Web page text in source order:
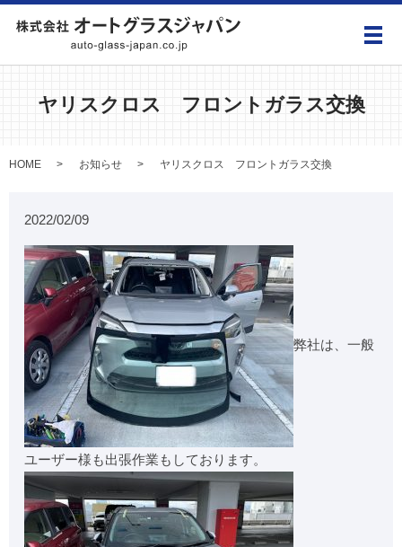
メ
ヤリスクロス フロントガラス交換
HOME お知らせ ヤリスクロス フロントガラス交換
2022/02/09
弊社は、一般
ユーザー様も出張作業もしております。